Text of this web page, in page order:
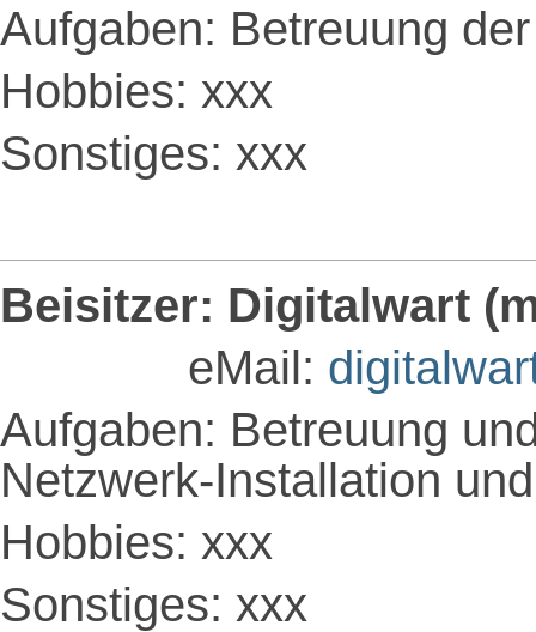
Aufgaben: Betreuung
Hobbies: xxx
Sonstiges: xxx
Beisitzer: Digitalwart
eMail:
Aufgaben: Betreuung
Netzwerk-Installation
Hobbies: xxx
Sonstiges: xxx